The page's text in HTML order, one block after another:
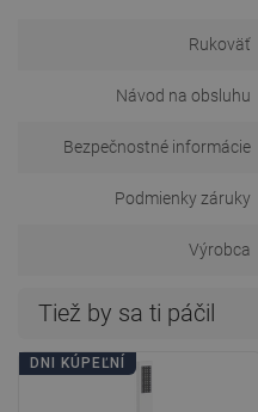
Rukoväť
Návod na obsluhu
Bezpečnostné informácie
Podmienky záruky
Výrobca
Tiež by sa ti páčil
DNI KÚPEĽNÍ